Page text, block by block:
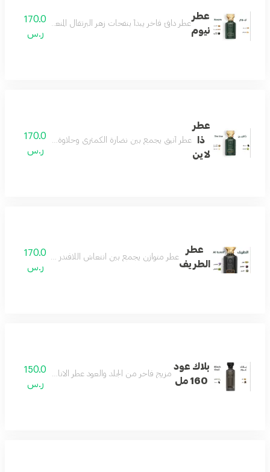
عطر
نيوم
عطر دافئ فاخر يبدأ بنفحات زهر البرتقال المنعشة ممزوجة
170.0
ر.س
عطر
ذا
لاين
عطر أنيق يجمع بين نضارة الكمثرى وحلاوة البرقوق مع
170.0
ر.س
عطر
الطريف
عطر متوازن يجمع بين انتعاش اللافندر ودفء الهيل مع
170.0
ر.س
بلاك عود
160 مل
مزيج فاخر من الجلد والعود عطر الاناقه والفخامه
150.0
ر.س